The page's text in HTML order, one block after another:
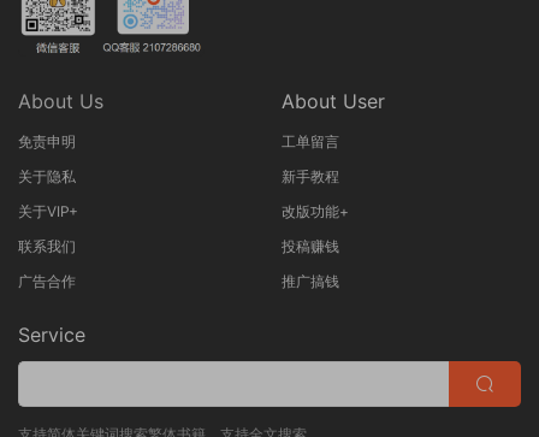
About Us
免责申明
关于隐私
关于VIP+
联系我们
广告合作
About User
工单留言
新手教程
改版功能+
投稿赚钱
推广搞钱
Service